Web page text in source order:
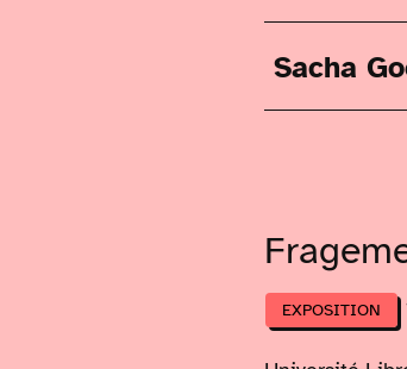
Sacha
EXPOSITION